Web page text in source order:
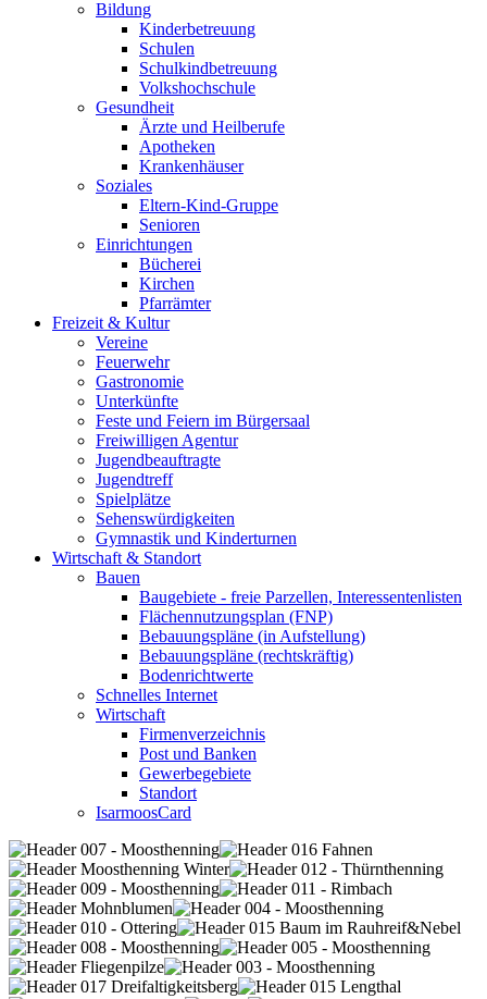
Bildung
Kinderbetreuung
Schulen
Schulkindbetreuung
Volkshochschule
Gesundheit
Ärzte und Heilberufe
Apotheken
Krankenhäuser
Soziales
Eltern-Kind-Gruppe
Senioren
Einrichtungen
Bücherei
Kirchen
Pfarrämter
Freizeit & Kultur
Vereine
Feuerwehr
Gastronomie
Unterkünfte
Feste und Feiern im Bürgersaal
Freiwilligen Agentur
Jugendbeauftragte
Jugendtreff
Spielplätze
Sehenswürdigkeiten
Gymnastik und Kinderturnen
Wirtschaft & Standort
Bauen
Baugebiete - freie Parzellen, Interessentenlisten
Flächennutzungsplan (FNP)
Bebauungspläne (in Aufstellung)
Bebauungspläne (rechtskräftig)
Bodenrichtwerte
Schnelles Internet
Wirtschaft
Firmenverzeichnis
Post und Banken
Gewerbegebiete
Standort
IsarmoosCard